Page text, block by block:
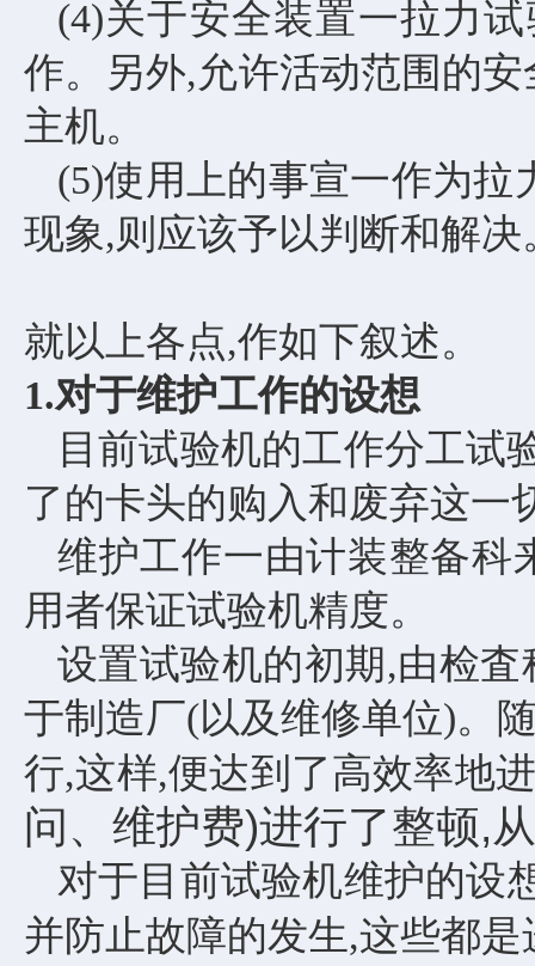
(4)关于安全装置一拉力
作。另外,允许活动范围的
主机。
(5)使用上的事宣一作为
现象,则应该予以判断和解决
就以上各点,作如下叙述。
1.对于维护工作的设想
目前试验机的工作分工试
了的卡头的购入和废弃这一
维护工作一由计装整备科
用者保证试验机精度。
设置试验机的初期 ,由检査
于制造厂(以及维修单位)。
行,这样,便达到了高效率地
问、维护费)进行了整顿,
对于目前试验机维护的设
并防止故障的发生,这些都是